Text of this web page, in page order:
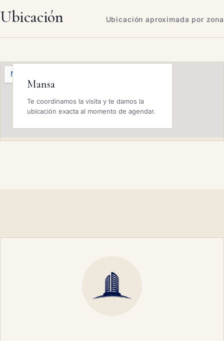
Ubicación Ubicación aproximada por zona
Mansa
Te coordinamos la visita y te damos la
ubicación exacta al momento de agendar.